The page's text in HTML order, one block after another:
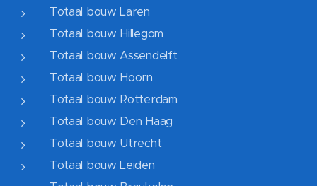
Totaal bouw Laren
Totaal bouw Hillegom
Totaal bouw Assendelft
Totaal bouw Hoorn
Totaal bouw Rotterdam
Totaal bouw Den Haag
Totaal bouw Utrecht
Totaal bouw Leiden